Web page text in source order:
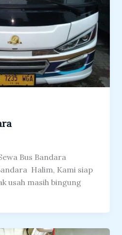
Bus Bandara
Halim, Kami siap
usah masih bingung